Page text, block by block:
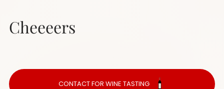
Cheeeers
CONTACT FOR WINE TASTING